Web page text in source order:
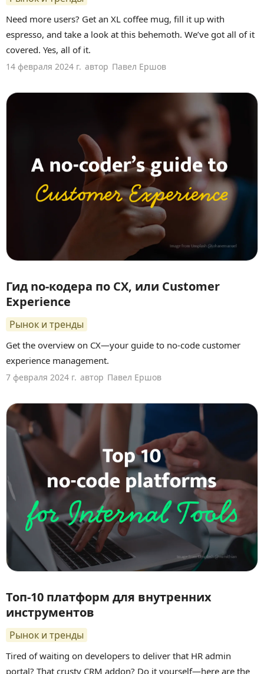
Need more users? Get an XL coffee mug, fill it up with
espresso, and take a look at this behemoth. We’ve got all of it
covered. Yes, all of it.
14 февраля 2024 г. автор Павел Ершов
Гид no-кодера по CX, или Customer
Experience
Рынок и тренды
Get the overview on CX—your guide to no-code customer
experience management.
7 февраля 2024 г. автор Павел Ершов
Топ-10 платформ для внутренних
инструментов
Рынок и тренды
Tired of waiting on developers to deliver that HR admin
portal? That crusty CRM addon? Do it yourself—here are the